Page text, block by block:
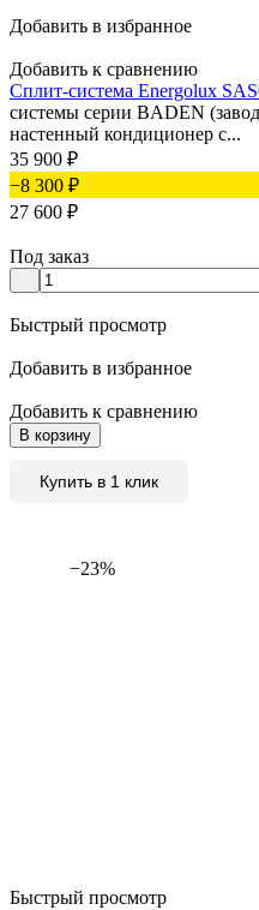
Добавить в избранное
Добавить к сравнению
Сплит-система Energolux
системы серии BADEN
настенный кондиционер c...
35 900 ₽
−8 300 ₽
27 600 ₽
Под заказ
Быстрый просмотр
Добавить в избранное
Добавить к сравнению
В корзину
Купить в 1 клик
−23%
Быстрый просмотр